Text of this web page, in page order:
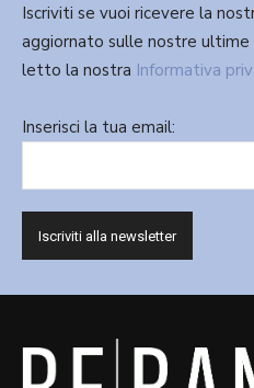
Iscriviti se vuoi ricevere la
aggiornato sulle nostre
letto la nostra Informativa
Inserisci la tua email: